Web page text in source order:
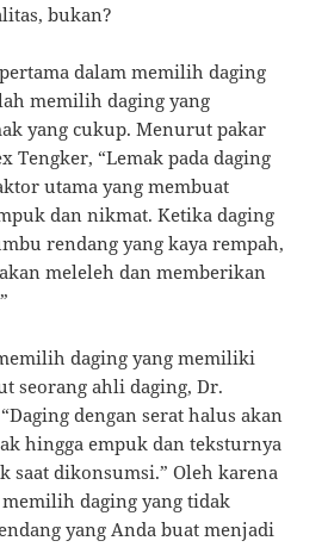
bukan?
dalam memilih daging
memilih daging yang
yang cukup. Menurut pakar
Tengker, “Lemak pada daging
utama yang membuat
dan nikmat. Ketika daging
rendang yang kaya rempah,
meleleh dan memberikan
daging yang memiliki
seorang ahli daging, Dr.
dengan serat halus akan
hingga empuk dan teksturnya
saat dikonsumsi.” Oleh karena
daging yang tidak
yang Anda buat menjadi